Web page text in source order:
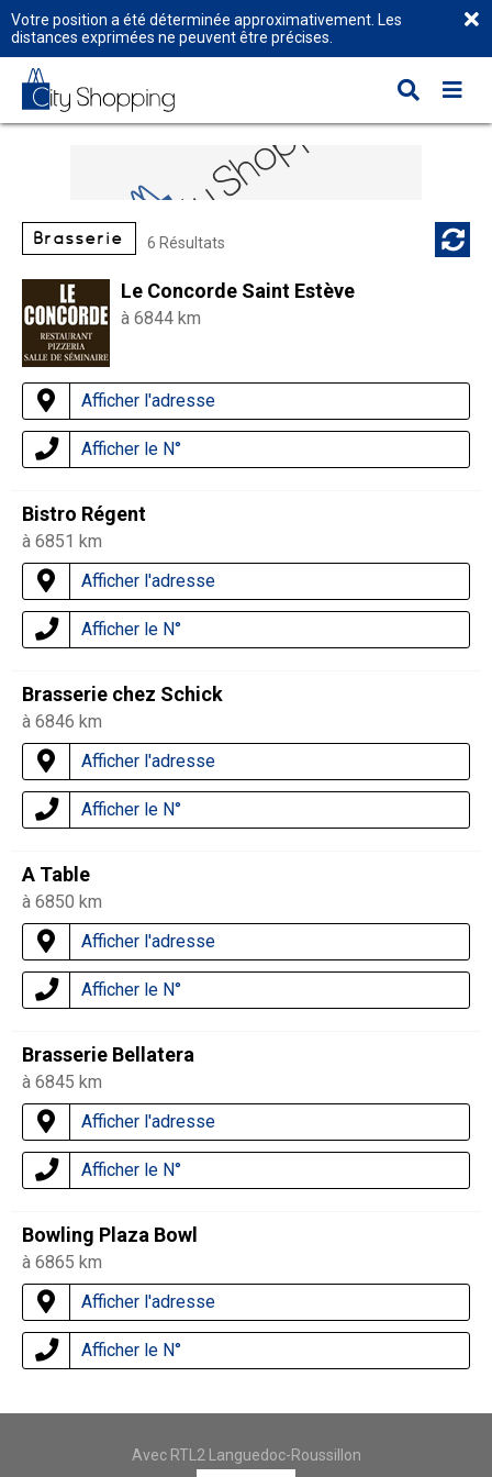
Votre position a été déterminée approximativement. Les
distances exprimées ne peuvent être précises.
Brasserie 6 Résultats
Le Concorde Saint Estève
à 6844 km
Afficher l'adresse
Afficher le N°
Bistro Régent
à 6851 km
Afficher l'adresse
Afficher le N°
Brasserie chez Schick
à 6846 km
Afficher l'adresse
Afficher le N°
A Table
à 6850 km
Afficher l'adresse
Afficher le N°
Brasserie Bellatera
à 6845 km
Afficher l'adresse
Afficher le N°
Bowling Plaza Bowl
à 6865 km
Afficher l'adresse
Afficher le N°
Avec RTL2 Languedoc-Roussillon